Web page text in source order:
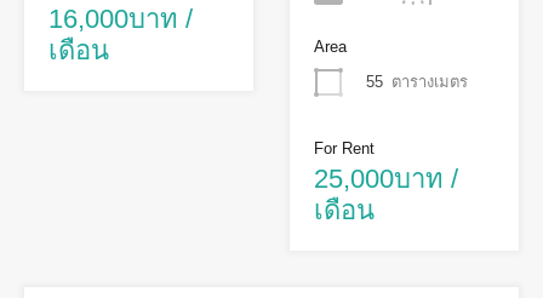
16,000บาท /
เดือน
Area
55 ตารางเมตร
For Rent
25,000บาท /
เดือน